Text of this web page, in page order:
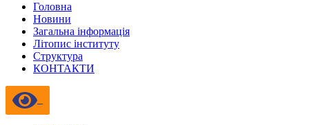
Головна
Новини
Загальна інформація
Літопис інституту
Структура
КОНТАКТИ